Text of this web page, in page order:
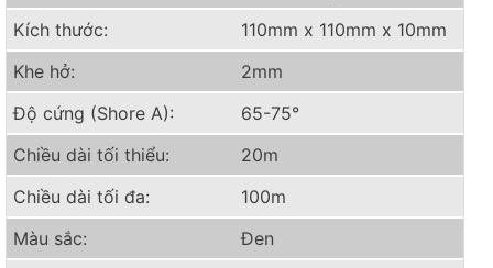
Kích thước:
110mm x 110mm x 10mm
Khe hở:
2mm
Độ cứng (Shore A):
65-75°
Chiều dài tối thiểu:
20m
Chiều dài tối đa:
100m
Màu sắc:
Đen